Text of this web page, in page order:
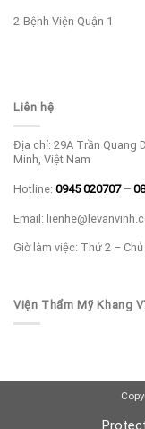
2-Bệnh Viện Quận 1
Liên hệ
Địa chỉ: 29A Trần Quang
Minh, Việt Nam
Hotline: 0945 020707–
Email:
Giờ làm việc: Thứ 2 –
Viện Thẩm Mỹ Khang